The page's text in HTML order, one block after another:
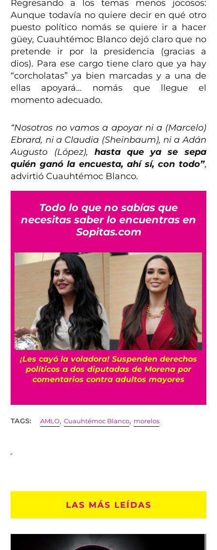
Regresando a los temas menos jocosos:
Aunque todavía no quiere decir en qué otro
puesto político nomás se quiere ir a hacer
güey, Cuauhtémoc Blanco dejó claro que no
pretende ir por la presidencia (gracias a
dios). Para ese cargo tiene claro que ya hay
“corcholatas” ya bien marcadas y a una de
ellas apoyará… nomás que llegue el
momento adecuado.
“Nosotros no vamos a apoyar ni a (Marcelo)
Ebrard, ni a Claudia (Sheinbaum), ni a Adán
Augusto (López), hasta que ya se sepa
quién ganó la encuesta, ahí sí, con todo”,
advirtió Cuauhtémoc Blanco.
Todo lo que no sabías que
necesitas saber lo encuentras en
Sopitas.com
¡Les cayó la voladora! Suspenden derechos
políticos a dos diputadas de Morena por
comentarios contra adultos mayores
TAGS: AMLO,Cuauhtémoc Blanco, morelos
LAS MÁS LEÍDAS